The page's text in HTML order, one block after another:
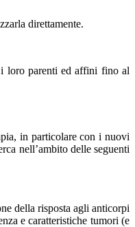
direttamente.
loro parenti ed affini fino al
in particolare con i nuovi
nell’ambito delle seguenti
della risposta agli anticorpi
e caratteristiche tumori (e